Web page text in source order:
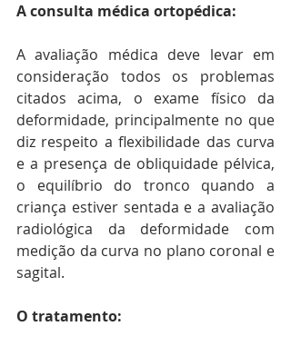
A consulta médica ortopédica:
A avaliação médica deve levar em
consideração todos os problemas
citados acima, o exame físico da
deformidade, principalmente no que
diz respeito a flexibilidade das curva
e a presença de obliquidade pélvica,
o equilíbrio do tronco quando a
criança estiver sentada e a avaliação
radiológica da deformidade com
medição da curva no plano coronal e
sagital.
O tratamento: